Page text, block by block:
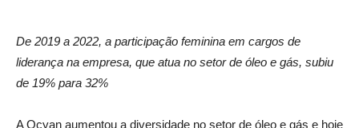
De 2019 a 2022, a participação feminina em cargos de
liderança na empresa, que atua no setor de óleo e gás, subiu
de 19% para 32%
A Ocyan aumentou a diversidade no setor de óleo e gás e hoje